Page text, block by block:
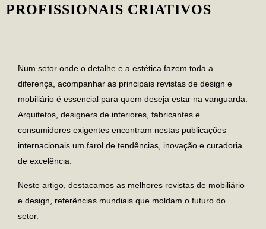
PROFISSIONAIS CRIATIVOS
Num setor onde o detalhe e a estética fazem toda a
diferença, acompanhar as principais revistas de design e
mobiliário é essencial para quem deseja estar na vanguarda.
Arquitetos, designers de interiores, fabricantes e
consumidores exigentes encontram nestas publicações
internacionais um farol de tendências, inovação e curadoria
de excelência.
Neste artigo, destacamos as melhores revistas de mobiliário
e design , referências mundiais que moldam o futuro do
setor.